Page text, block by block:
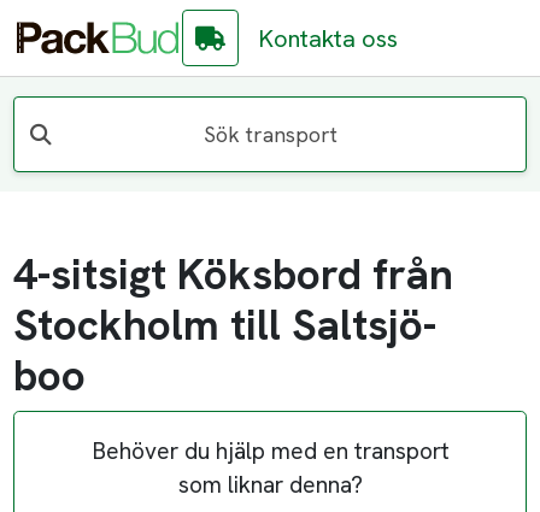
Kontakta oss
Sök transport
4-sitsigt Köksbord från
Stockholm till Saltsjö-
boo
Behöver du hjälp med en transport
som liknar denna?